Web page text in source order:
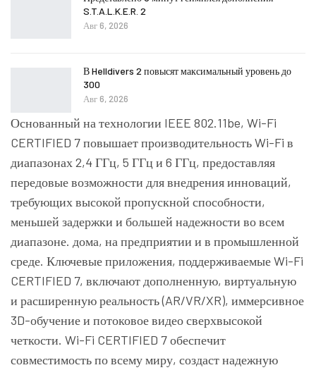
S.T.A.L.K.E.R. 2
Авг 6, 2026
В Helldivers 2 повысят максимальный уровень до
300
Авг 6, 2026
Основанный на технологии IEEE 802.11be, Wi-Fi
CERTIFIED 7 повышает производительность Wi-Fi в
диапазонах 2,4 ГГц, 5 ГГц и 6 ГГц, предоставляя
передовые возможности для внедрения инноваций,
требующих высокой пропускной способности,
меньшей задержки и большей надежности во всем
диапазоне. дома, на предприятии и в промышленной
среде. Ключевые приложения, поддерживаемые Wi-Fi
CERTIFIED 7, включают дополненную, виртуальную
и расширенную реальность (AR/VR/XR), иммерсивное
3D-обучение и потоковое видео сверхвысокой
четкости. Wi-Fi CERTIFIED 7 обеспечит
совместимость по всему миру, создаст надежную